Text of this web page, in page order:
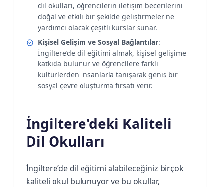
dil okulları, öğrencilerin iletişim becerilerini
doğal ve etkili bir şekilde geliştirmelerine
yardımcı olacak çeşitli kurslar sunar.
Kişisel Gelişim ve Sosyal Bağlantılar:
İngiltere’de dil eğitimi almak, kişisel gelişime
katkıda bulunur ve öğrencilere farklı
kültürlerden insanlarla tanışarak geniş bir
sosyal çevre oluşturma fırsatı verir.
İngiltere'deki Kaliteli
Dil Okulları
İngiltere’de dil eğitimi alabileceğiniz birçok
kaliteli okul bulunuyor ve bu okullar,